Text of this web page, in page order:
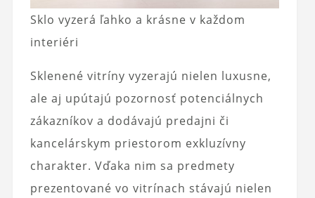
Sklo vyzerá ľahko a krásne v každom
interiéri
Sklenené vitríny vyzerajú nielen luxusne,
ale aj upútajú pozornosť potenciálnych
zákazníkov a dodávajú predajni či
kancelárskym priestorom exkluzívny
charakter. Vďaka nim sa predmety
prezentované vo vitrínach stávajú nielen